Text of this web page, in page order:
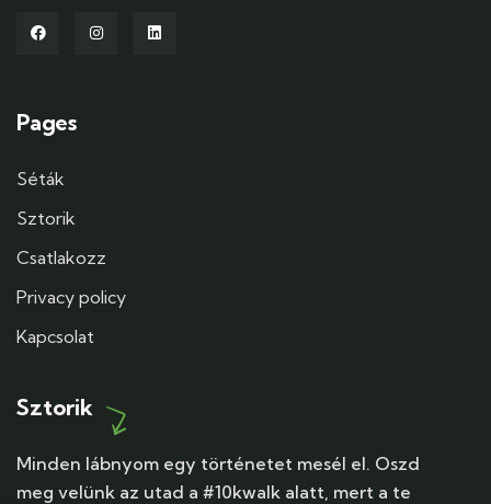
Pages
Séták
Sztorik
Csatlakozz
Privacy policy
Kapcsolat
Sztorik
Minden lábnyom egy történetet mesél el. Oszd
meg velünk az utad a #10kwalk alatt, mert a te